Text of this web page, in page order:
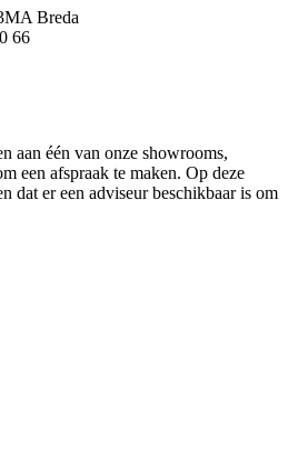
Breda
66
aan één van onze showrooms,
een afspraak te maken. Op deze
dat er een adviseur beschikbaar is om